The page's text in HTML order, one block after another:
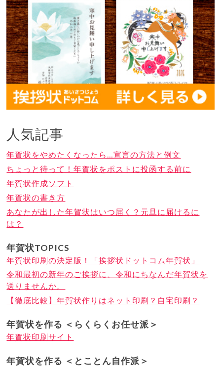
人気記事
年賀状をやめたくなったら…宣言の方法と例文
ちょっと待って！年賀状をポストに投函する前に
年賀状作成ソフト
年賀状の書き方
あなたが出した年賀状はいつ届く？元旦に届けるに
は？
年賀状TOPICS
年賀状印刷の決定版！「挨拶状ドットコム年賀状」
令和最初の新年のご挨拶に、令和にちなんだ年賀状を
送りませんか。
【徹底比較】年賀状作りはネット印刷？自宅印刷？
年賀状を作る ＜らくらくお任せ派＞
年賀状印刷サイト
年賀状を作る ＜とことん自作派＞